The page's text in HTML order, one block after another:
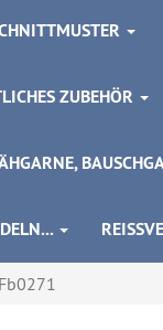
ZUBEHÖR